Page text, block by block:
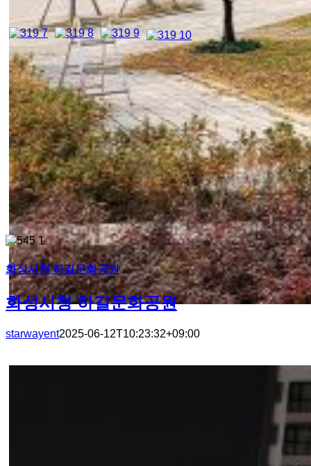
화성시청 하길문화공원
화성시청 하길문화공원
starwayent2025-06-12T10:23:32+09:00